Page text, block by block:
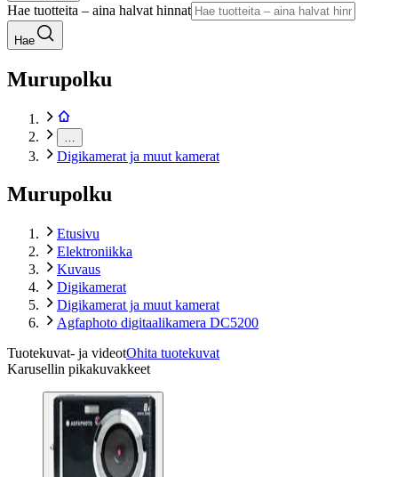
Hae tuotteita – aina halvat hinnat
Hae
Murupolku
Digikamerat ja muut kamerat
Murupolku
Etusivu
Elektroniikka
Kuvaus
Digikamerat
Digikamerat ja muut kamerat
Agfaphoto digitaalikamera DC5200
Tuotekuvat- ja videotOhita tuotekuvat
Karusellin pikakuvakkeet